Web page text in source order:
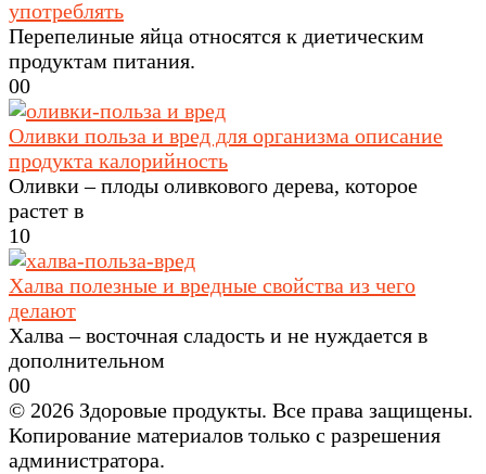
употреблять
Перепелиные яйца относятся к диетическим
продуктам питания.
00
Оливки польза и вред для организма описание
продукта калорийность
Оливки – плоды оливкового дерева, которое
растет в
10
Халва полезные и вредные свойства из чего
делают
Халва – восточная сладость и не нуждается в
дополнительном
00
© 2026 Здоровые продукты. Все права защищены.
Копирование материалов только с разрешения
администратора.